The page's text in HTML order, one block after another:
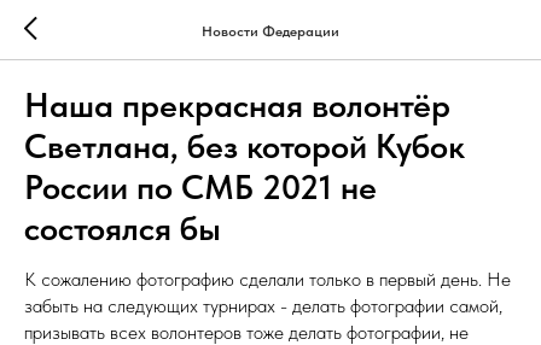
Новости Федерации
Наша прекрасная волонтёр
Светлана, без которой Кубок
России по СМБ 2021 не
состоялся бы
К сожалению фотографию сделали только в первый день. Не
забыть на следующих турнирах - делать фотографии самой,
призывать всех волонтеров тоже делать фотографии, не